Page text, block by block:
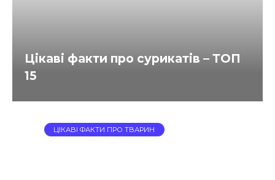
Цікаві факти про сурикатів – ТОП
15
ЦІКАВІ ФАКТИ ПРО ТВАРИН